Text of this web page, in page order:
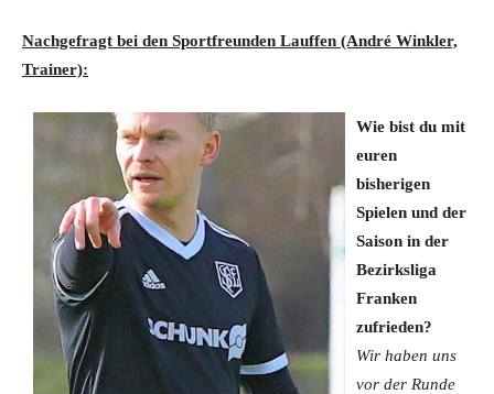
Nachgefragt bei den Sportfreunden Lauffen (André Winkler,
Trainer):
Wie bist du mit
euren
bisherigen
Spielen und der
Saison in der
Bezirksliga
Franken
zufrieden?
Wir haben uns
vor der Runde